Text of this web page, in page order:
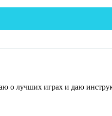
о лучших играх и даю